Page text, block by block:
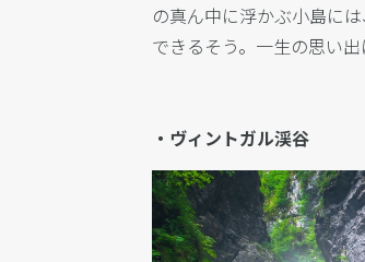
の真ん中に浮かぶ小島には
できるそう。一生の思い
・ヴィントガル渓谷